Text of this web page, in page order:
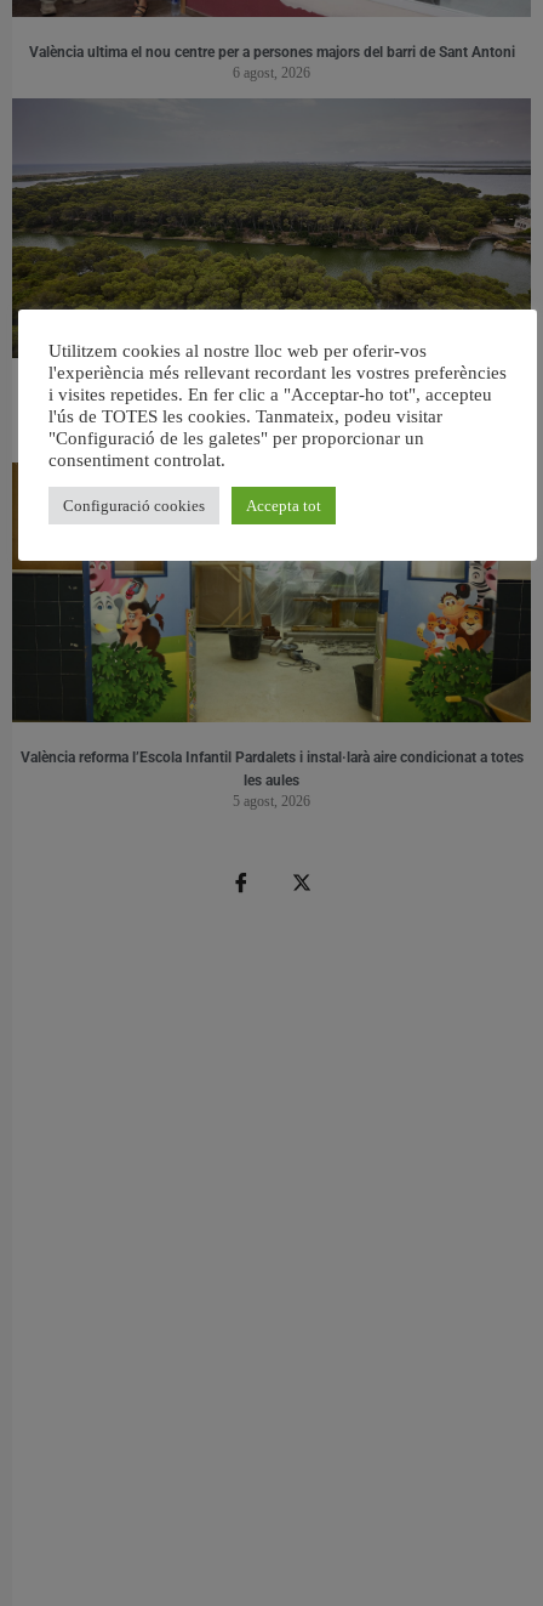
València ultima el nou centre per a persones majors del barri de Sant Antoni
6 agost, 2026
València retira prop de 15.000 litres de residus de la Devesa durant el mes de
juliol
6 agost, 2026
València reforma l’Escola Infantil Pardalets i instal·larà aire condicionat a totes
les aules
5 agost, 2026
Utilitzem cookies al nostre lloc web per oferir-vos
l'experiència més rellevant recordant les vostres preferències
i visites repetides. En fer clic a "Acceptar-ho tot", accepteu
l'ús de TOTES les cookies. Tanmateix, podeu visitar
"Configuració de les galetes" per proporcionar un
consentiment controlat.
Configuració cookies Accepta tot